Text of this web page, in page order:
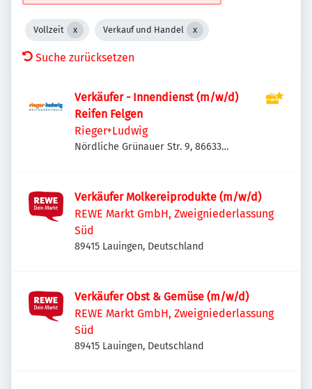
Vollzeit Verkauf und Handel
Suche zurücksetzen
Verkäufer - Innendienst (m/w/d)
Reifen Felgen
Rieger+Ludwig
Nördliche Grünauer Str. 9, 86633
Verkäufer Molkereiprodukte (m/w/d)
REWE Markt GmbH, Zweigniederlassung
Süd
89415 Lauingen, Deutschland
Verkäufer Obst & Gemüse (m/w/d)
REWE Markt GmbH, Zweigniederlassung
Süd
89415 Lauingen, Deutschland